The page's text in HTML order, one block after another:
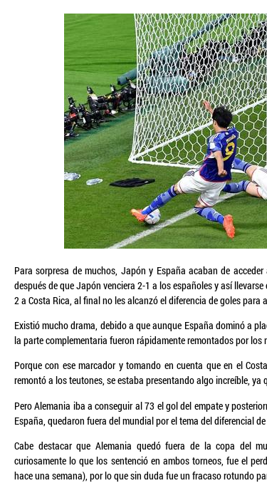
Para sorpresa de muchos, Japón y España acaban de
después de que Japón venciera 2-1 a los españoles y así
2 a Costa Rica, al final no les alcanzó el diferencia de goles
Existió mucho drama, debido a que aunque España dominó a
la parte complementaria fueron rápidamente remontados por los
Porque con ese marcador y tomando en cuenta que en el
remontó a los teutones, se estaba presentando algo increíble,
Pero Alemania iba a conseguir al 73 el gol del empate y
España, quedaron fuera del mundial por el tema del diferencial
Cabe destacar que Alemania quedó fuera de la copa del
curiosamente lo que los sentenció en ambos torneos, fue el
hace una semana), por lo que sin duda fue un fracaso rotundo